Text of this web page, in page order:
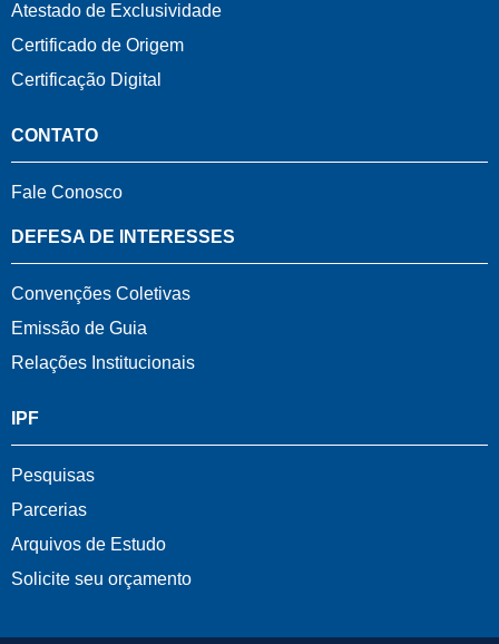
Atestado de Exclusividade
Certificado de Origem
Certificação Digital
CONTATO
Fale Conosco
DEFESA DE INTERESSES
Convenções Coletivas
Emissão de Guia
Relações Institucionais
IPF
Pesquisas
Parcerias
Arquivos de Estudo
Solicite seu orçamento